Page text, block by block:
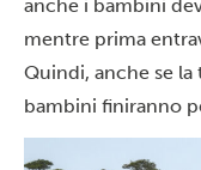
anche i bambini
mentre prima
Quindi, anche se la
bambini finiranno